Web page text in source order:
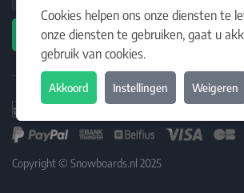
Cookies helpen ons onze diensten te
onze diensten te gebruiken, gaat u
gebruik van cookies.
Akkoord Instellingen Weigeren
Abonneren
Copyright © Snowboards.nl 2025